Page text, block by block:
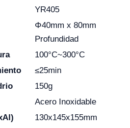
YR405
Φ40mm x 80mm
Profundidad
100°C~300°C
≤25min
150g
Acero Inoxidable
130x145x155mm